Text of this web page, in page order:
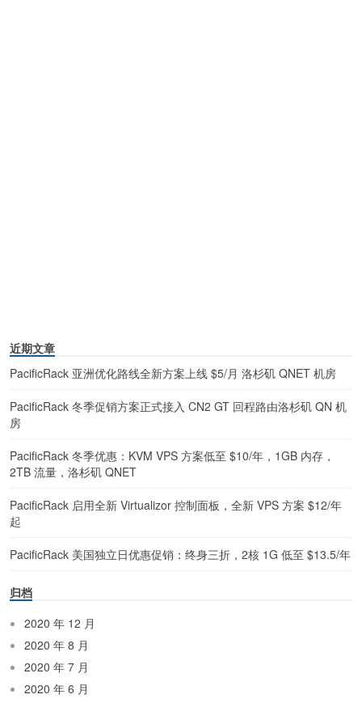
近期文章
PacificRack 亚洲优化路线全新方案上线 $5/月 洛杉矶 QNET 机房
PacificRack 冬季促销方案正式接入 CN2 GT 回程路由洛杉矶 QN 机
房
PacificRack 冬季优惠：KVM VPS 方案低至 $10/年，1GB 内存，
2TB 流量，洛杉矶 QNET
PacificRack 启用全新 Virtualizor 控制面板，全新 VPS 方案 $12/年
起
PacificRack 美国独立日优惠促销：终身三折，2核 1G 低至 $13.5/年
归档
2020 年 12 月
2020 年 8 月
2020 年 7 月
2020 年 6 月